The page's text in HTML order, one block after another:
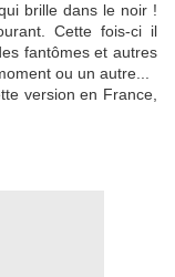
brille dans le noir !
Cette fois-ci il
fantômes et autres
ou un autre...
version en France,